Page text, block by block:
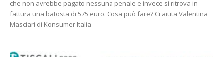
che non avrebbe pagato nessuna penale e invece si ritrova in
fattura una batosta di 575 euro. Cosa può fare? Ci aiuta Valentina
Masciari di Konsumer Italia